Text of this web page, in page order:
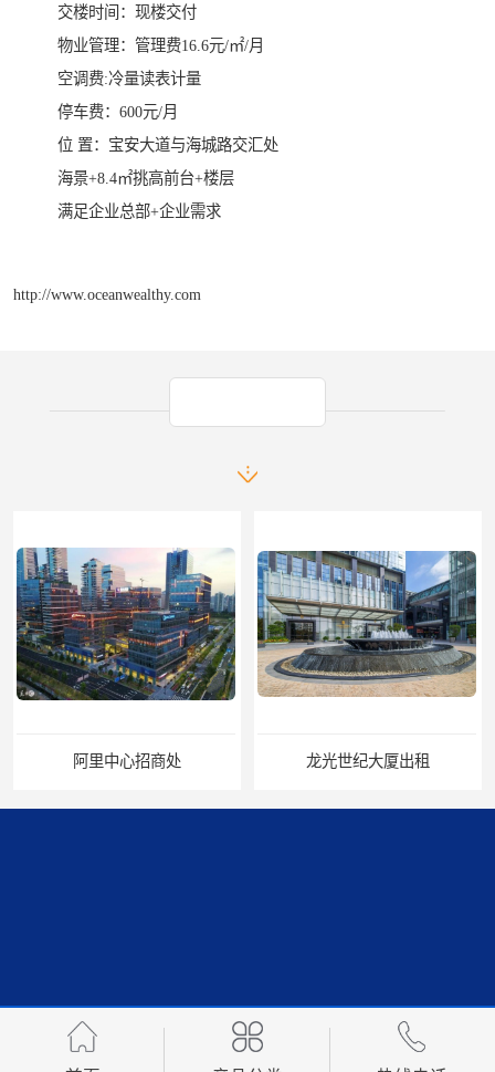
交楼时间：现楼交付
物业管理：管理费16.6元/㎡/月
空调费:冷量读表计量
停车费：600元/月
位 置：宝安大道与海城路交汇处
海景+8.4㎡挑高前台+楼层
满足企业总部+企业需求
http://www.oceanwealthy.com
阿里中心招商处 龙光世纪大厦出租
前海卓越时代广场出租 平安国际金融中心招商处